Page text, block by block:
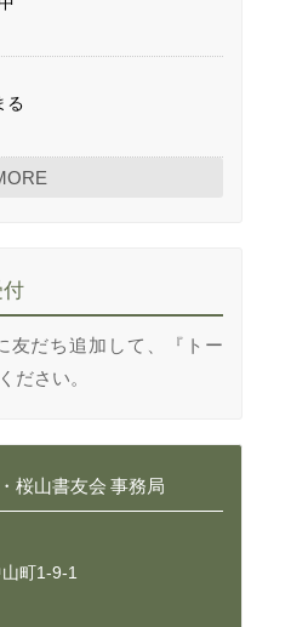
る
友だち追加して、『トー
ださい。
桜山書友会 事務局
町1-9-1